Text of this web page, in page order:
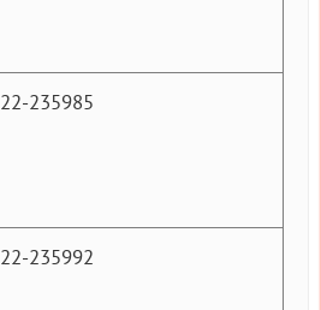
22-235985
22-235992